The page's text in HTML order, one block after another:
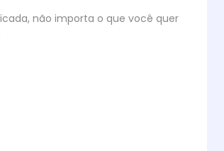
não importa o que você quer